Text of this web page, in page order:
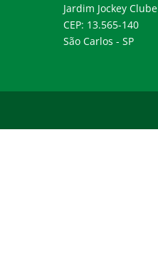
Jardim Jockey Clube
CEP: 13.565-140
São Carlos - SP